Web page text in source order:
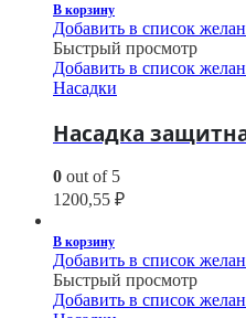
В корзину
Добавить в список
Быстрый просмотр
Добавить в список
Насадки
Насадка
0 out of 5
1200,55 ₽
В корзину
Добавить в список
Быстрый просмотр
Добавить в список